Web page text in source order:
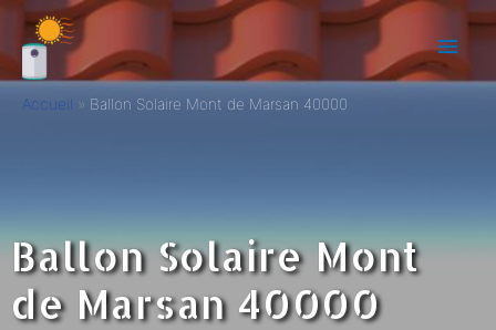
Accueil Ballon Solaire Mont de Marsan 40000
Ballon Solaire Mont
de Marsan 40000